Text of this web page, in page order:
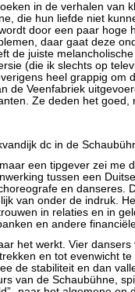
in de verhalen van
die hun liefde niet
door een paar hoge
daar gaat deze
de juiste
(die ik slechts op
heel grappig om
de Veenfabriek
Ze deden het goed,
dc in de
een tipgever zei me
tussen een
en danseres.
van onder de indruk.
in relaties en in
en andere
het werkt. Vier
en tot evenwicht
de stabiliteit en dan
van de Schaubühne,